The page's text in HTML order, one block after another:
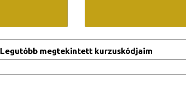
Legutóbb megtekintett kurzuskódjaim